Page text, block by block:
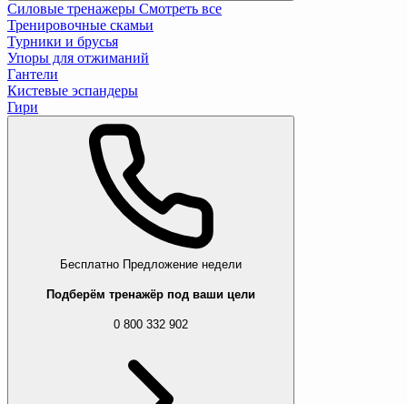
Силовые тренажеры Смотреть все
Тренировочные скамьи
Турники и брусья
Упоры для отжиманий
Гантели
Кистевые эспандеры
Гири
Бесплатно Предложение недели
Подберём тренажёр под ваши цели
0 800 332 902